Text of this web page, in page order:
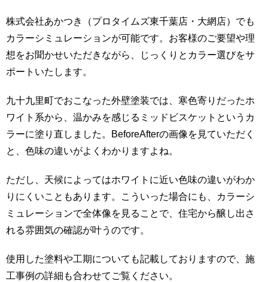
株式会社あかつき（プロタイムズ東千葉店・大網店）でも
カラーシミュレーションが可能です。お客様のご要望や理
想をお聞かせいただきながら、じっくりとカラー選びをサ
ポートいたします。
九十九里町でおこなった外壁塗装では、寒色寄りだったホ
ワイト系から、温かみを感じるミッドビスケットというカ
ラーに塗り直しました。BeforeAfterの画像を見ていただく
と、色味の違いがよくわかりますよね。
ただし、天候によってはホワイトに近い色味の違いがわか
りにくいこともあります。こういった場合にも、カラーシ
ミュレーションで全体像を見ることで、住宅から醸し出さ
れる雰囲気の確認が叶うのです。
使用した塗料や工期についても記載しておりますので、施
工事例の詳細も合わせてご覧ください。